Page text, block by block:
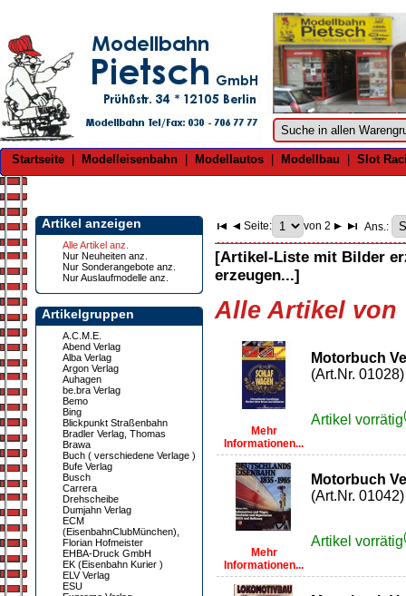
Startseite Modelleisenbahn Modellautos Modellbau Slot
Artikel anzeigen
Alle Artikel anz.
Nur Neuheiten anz.
Nur Sonderangebote anz.
Nur Auslaufmodelle anz.
Artikelgruppen
A.C.M.E.
Abend Verlag
Alba Verlag
Argon Verlag
Auhagen
be.bra Verlag
Bemo
Bing
Blickpunkt Straßenbahn
Bradler Verlag, Thomas
Brawa
Buch ( verschiedene Verlage )
Bufe Verlag
Busch
Carrera
Drehscheibe
Dumjahn Verlag
ECM
(EisenbahnClubMünchen),
Florian Hofmeister
EHBA-Druck GmbH
EK (Eisenbahn Kurier )
ELV Verlag
ESU
Seite: von 2 Ans.:
[Artikel-Liste mit Bilder
erzeugen...]
Alle Artikel von
Mehr
Informationen...
Motorbuch
(Art.Nr. 01028)
Artikel vorrätig
Mehr
Informationen...
Motorbuch
(Art.Nr. 01042)
Artikel vorrätig